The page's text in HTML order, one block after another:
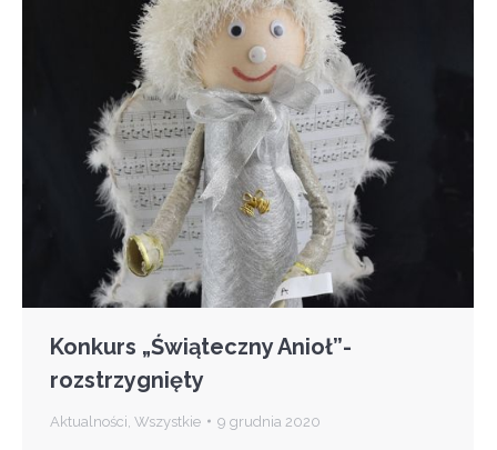
Konkurs „Świąteczny Anioł”-
rozstrzygnięty
Aktualności Wszystkie 9 grudnia 2020